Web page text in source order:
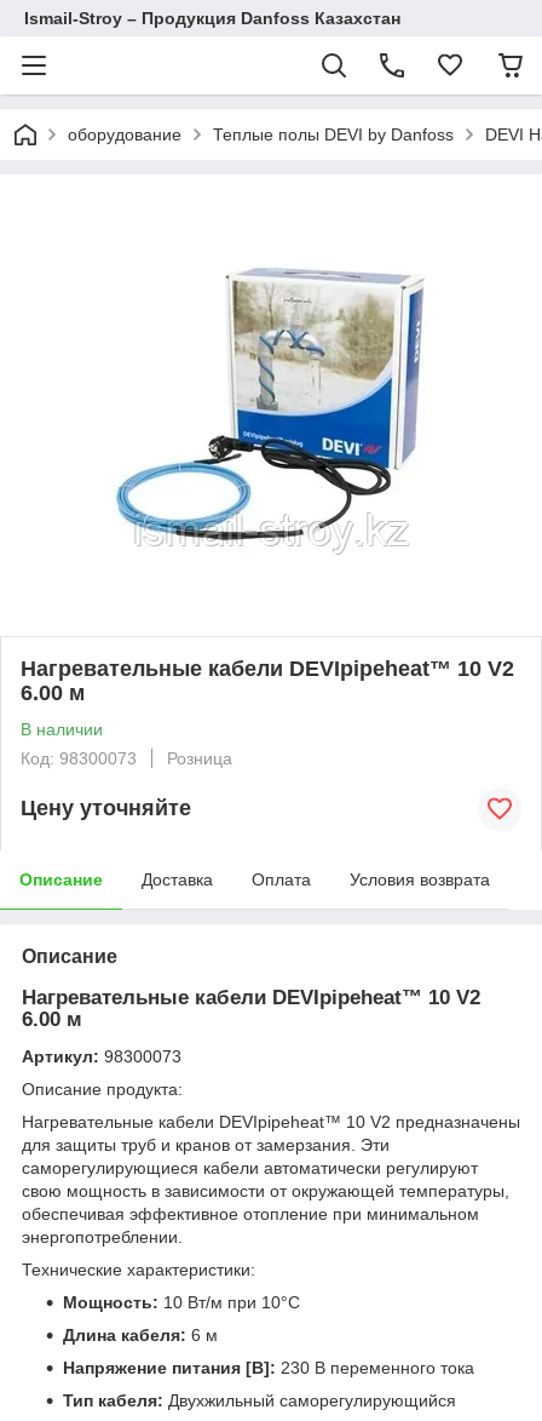
Ismail-Stroy – Продукция Danfoss Казахстан
оборудование Теплые полы DEVI by Danfoss DEVI
Нагревательные кабели DEVIpipeheat™ 10 V2
6.00 м
В наличии
Код: 98300073
Розница
Цену уточняйте
Описание Доставка Оплата Условия возврата
Описание
Нагревательные кабели DEVIpipeheat™ 10 V2
6.00 м
Артикул: 98300073
Описание продукта:
Нагревательные кабели DEVIpipeheat™ 10 V2 предназначены
для защиты труб и кранов от замерзания. Эти
саморегулирующиеся кабели автоматически регулируют
свою мощность в зависимости от окружающей температуры,
обеспечивая эффективное отопление при минимальном
энергопотреблении.
Технические характеристики:
Мощность: 10 Вт/м при 10°C
Длина кабеля: 6 м
Напряжение питания [В]: 230 В переменного тока
Тип кабеля: Двухжильный саморегулирующийся